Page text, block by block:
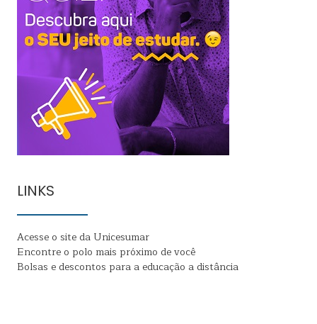
LINKS
Acesse o site da Unicesumar
Encontre o polo mais próximo de você
Bolsas e descontos para a educação a distância